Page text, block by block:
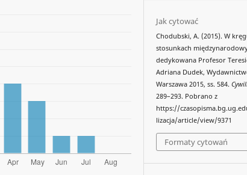
Jak cytować
Chodubski, A. (2015). W
stosunkach
dedykowana Profesor
Adriana Dudek,
Warszawa 2015, ss. 584.
289–293. Pobrano z
https://
lizacja/article/view/9371
Formaty cytowań